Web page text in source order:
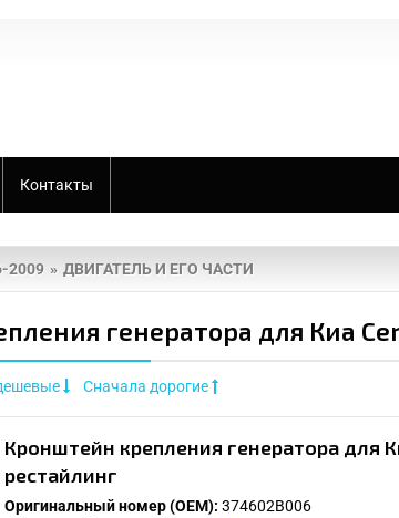
Контакты
2009 ДВИГАТЕЛЬ И ЕГО ЧАСТИ
генератора для Киа
Сначала дорогие
Кронштейн крепления генератора для
рестайлинг
Оригинальный номер (OEM): 374602B006